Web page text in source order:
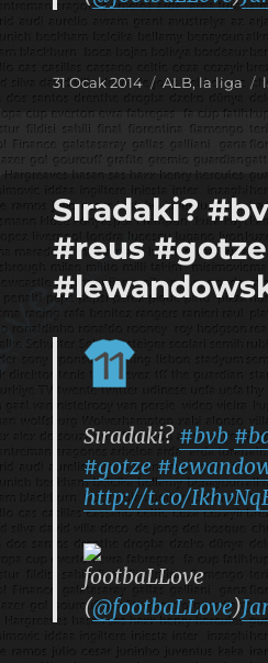
Yayın
31 Ocak 2014 Kategoriler
ALB, la liga
Sıradaki?
#reus #gotze
Sıradaki? #bvb
#gotze
http://t.co/
footbaLLove
(@footbaLLove)